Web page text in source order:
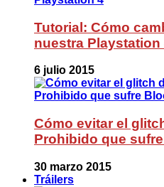
Tutorial: Cómo
nuestra Playstation
6 julio 2015
Cómo evitar el
Prohibido que
30 marzo 2015
Tráilers